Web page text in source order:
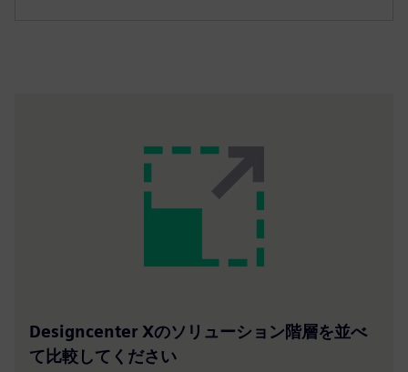
Designcenter Xのソリューション階層を並べ
て比較してください